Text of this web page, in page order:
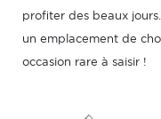
profiter des beaux
un emplacement de
occasion rare à saisir !